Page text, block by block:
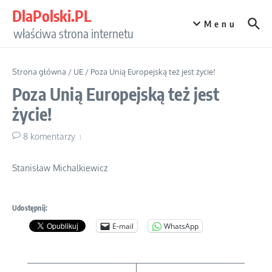
DlaPolski.PL
właściwa strona internetu
Menu
Strona główna / UE / Poza Unią Europejską też jest życie!
Poza Unią Europejską też jest
życie!
8 komentarzy
Stanisław Michalkiewicz
Udostępnij:
E-mail WhatsApp